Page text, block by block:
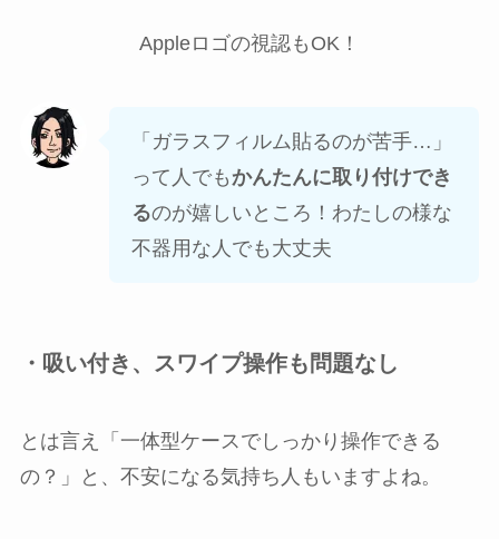
Appleロゴの視認もOK！
「ガラスフィルム貼るのが苦手…」
って人でもかんたんに取り付けでき
るのが嬉しいところ！わたしの様な
不器用な人でも大丈夫
・吸い付き、スワイプ操作も問題なし
とは言え「一体型ケースでしっかり操作できる
の？」と、不安になる気持ち人もいますよね。